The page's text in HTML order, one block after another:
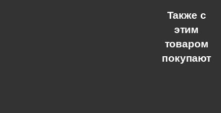
Также с
этим
товаром
покупают